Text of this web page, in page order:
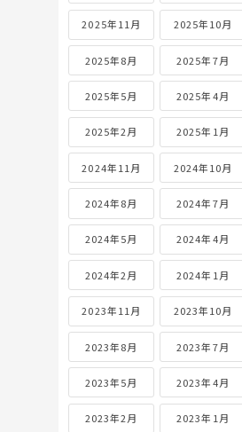
2025年11月 2025年10月
2025年8月 2025年7月
2025年5月 2025年4月
2025年2月 2025年1月
2024年11月 2024年10月
2024年8月 2024年7月
2024年5月 2024年4月
2024年2月 2024年1月
2023年11月 2023年10月
2023年8月 2023年7月
2023年5月 2023年4月
2023年2月 2023年1月